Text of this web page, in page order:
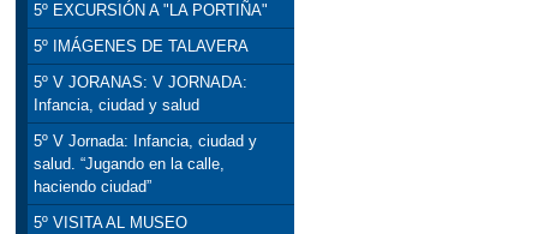
5º EXCURSIÓN A "LA PORTIÑA"
5º IMÁGENES DE TALAVERA
5º V JORANAS: V JORNADA:
Infancia, ciudad y salud
5º V Jornada: Infancia, ciudad y
salud. “Jugando en la calle,
haciendo ciudad”
5º VISITA AL MUSEO